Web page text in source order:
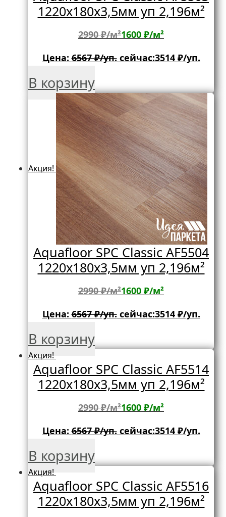
1220х180х3,5мм уп 2,196м²
2990 ₽/м²1600 ₽/м²
Цена:6567₽/уп.сейчас:3514 ₽/уп.
В корзину
Акция!
Aquafloor SPC Classic AF5504
1220х180х3,5мм уп 2,196м²
2990 ₽/м²1600 ₽/м²
Цена:6567₽/уп.сейчас:3514 ₽/уп.
В корзину
Акция!
Aquafloor SPC Classic AF5514
1220х180х3,5мм уп 2,196м²
2990 ₽/м²1600 ₽/м²
Цена:6567₽/уп.сейчас:3514 ₽/уп.
В корзину
Акция!
Aquafloor SPC Classic AF5516
1220х180х3,5мм уп 2,196м²